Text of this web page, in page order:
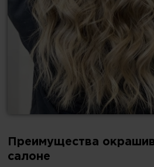
Преимущества
салоне